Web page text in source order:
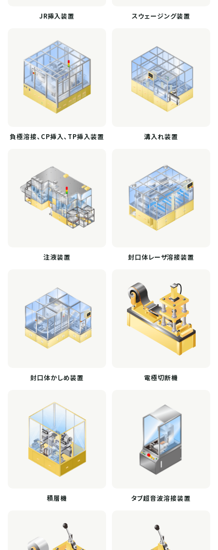
JR挿入装置 スウェージング装置
負極溶接、CP挿入、TP挿入装置 溝入れ装置
注液装置 封口体レーザ溶接装置
封口体かしめ装置 電極切断機
積層機 タブ超音波溶接装置